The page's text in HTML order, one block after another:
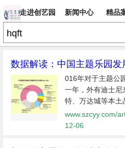
走进创艺园 新闻中心 精品
数据解读：中国主题乐园发
016年对于主题公
一年，外有迪士
特、万达城等本土
快速扩张、连点成
驶入发展快车道后
www.szcyy.com/
12-06